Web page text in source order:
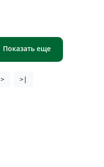
Показать еще
> >|